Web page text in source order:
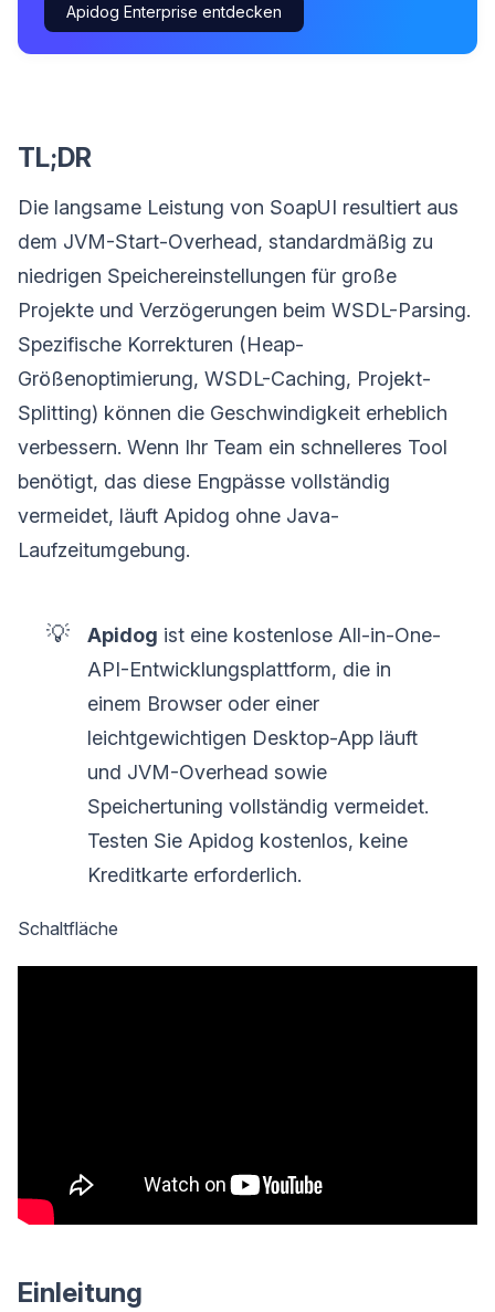
Apidog Enterprise entdecken
TL;DR
Die langsame Leistung von SoapUI resultiert aus
dem JVM-Start-Overhead, standardmäßig zu
niedrigen Speichereinstellungen für große
Projekte und Verzögerungen beim WSDL-Parsing.
Spezifische Korrekturen (Heap-
Größenoptimierung, WSDL-Caching, Projekt-
Splitting) können die Geschwindigkeit erheblich
verbessern. Wenn Ihr Team ein schnelleres Tool
benötigt, das diese Engpässe vollständig
vermeidet, läuft Apidog ohne Java-
Laufzeitumgebung.
💡 Apidog ist eine kostenlose All-in-One-
API-Entwicklungsplattform, die in
einem Browser oder einer
leichtgewichtigen Desktop-App läuft
und JVM-Overhead sowie
Speichertuning vollständig vermeidet.
Testen Sie Apidog kostenlos, keine
Kreditkarte erforderlich.
Schaltfläche
Einleitung